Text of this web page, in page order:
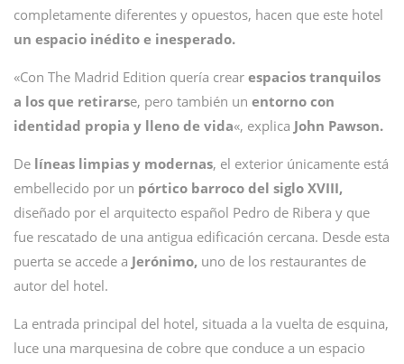
completamente diferentes y opuestos, hacen que este hotel
un espacio inédito e inesperado.
«Con The Madrid Edition quería crear espacios tranquilos
a los que retirarse, pero también un entorno con
identidad propia y lleno de vida«, explica John Pawson.
De líneas limpias y modernas, el exterior únicamente está
embellecido por un pórtico barroco del siglo XVIII,
diseñado por el arquitecto español Pedro de Ribera y que
fue rescatado de una antigua edificación cercana. Desde esta
puerta se accede a Jerónimo, uno de los restaurantes de
autor del hotel.
La entrada principal del hotel, situada a la vuelta de esquina,
luce una marquesina de cobre que conduce a un espacio